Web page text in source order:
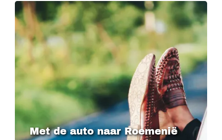
Image
Met de auto naar Roemenië